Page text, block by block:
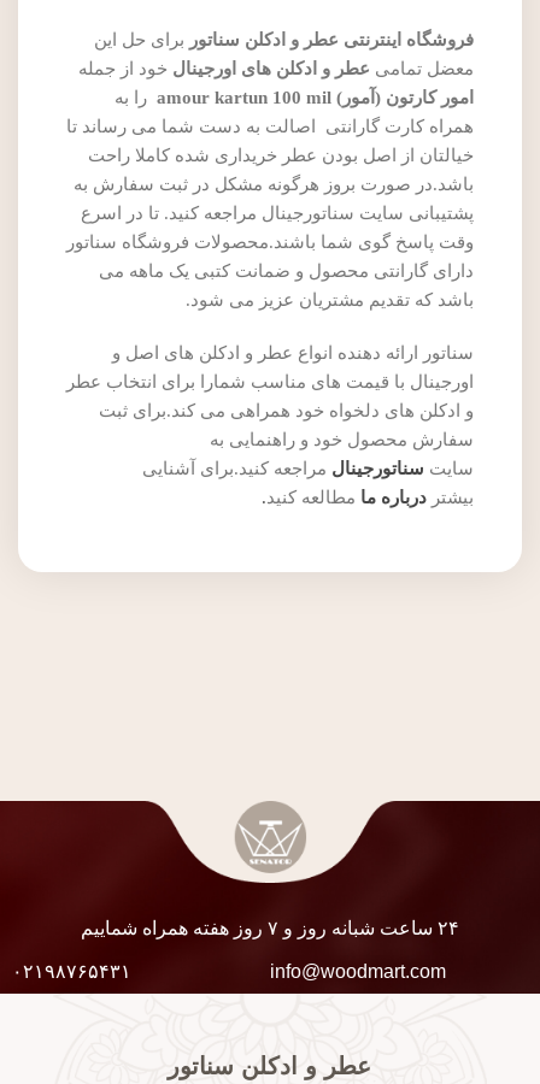
فروشگاه اینترنتی عطر و ادکلن سناتور برای حل این
معضل تمامی عطر و ادکلن های اورجینال خود از جمله
امور کارتون (آمور) amour kartun 100 mil
را به
همراه کارت گارانتی اصالت به دست شما می رساند تا
خیالتان از اصل بودن عطر خریداری شده کاملا راحت
باشد.در صورت بروز هرگونه مشکل در ثبت سفارش به
پشتیبانی سایت سناتورجینال مراجعه کنید. تا در اسرع
وقت پاسخ گوی شما باشند.محصولات فروشگاه سناتور
دارای گارانتی محصول و ضمانت کتبی یک ماهه می
باشد که تقدیم مشتریان عزیز می شود.
سناتور ارائه دهنده انواع عطر و ادکلن های اصل و
اورجینال با قیمت های مناسب شمارا برای انتخاب عطر
و ادکلن های دلخواه خود همراهی می کند.برای ثبت
سفارش محصول خود و راهنمایی به
سایت سناتورجینال مراجعه کنید.برای آشنایی
بیشتر درباره ما مطالعه کنید.
۲۴ ساعت شبانه روز و ۷ روز هفته همراه شماییم
info@woodmart.com ۰۲۱۹۸۷۶۵۴۳۱
عطر و ادکلن سناتور